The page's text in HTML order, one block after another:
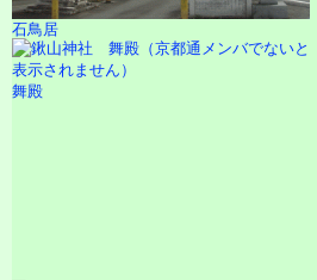
石鳥居
舞殿